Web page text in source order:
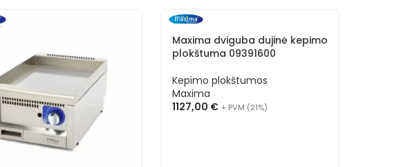
Maxima dviguba dujinė kepimo
plokštuma 09391600
Kepimo plokštumos
Maxima
1127,00 € + PVM (21%)